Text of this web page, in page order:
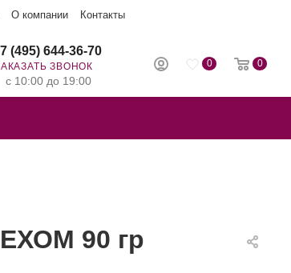
О компании Контакты
0 0
(495) 644-36-70
ЗВОНОК
с 10:00 до 19:00
90 гр